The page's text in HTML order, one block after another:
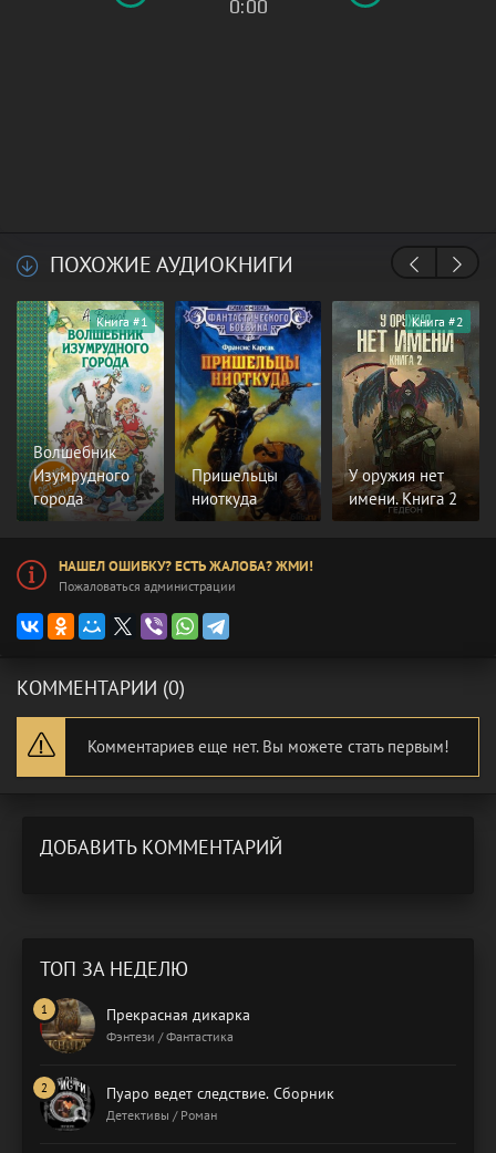
0:00
ПОХОЖИЕ АУДИОКНИГИ
Волшебник
Изумрудного
города
Книга #1
Пришельцы
ниоткуда
У оружия нет
имени. Книга 2
Книга #2
НАШЕЛ ОШИБКУ? ЕСТЬ ЖАЛОБА? ЖМИ!
Пожаловаться администрации
КОММЕНТАРИИ (0)
Комментариев еще нет. Вы можете стать первым!
ДОБАВИТЬ КОММЕНТАРИЙ
ТОП ЗА НЕДЕЛЮ
Прекрасная дикарка
Фэнтези / Фантастика
Пуаро ведет следствие. Сборник
Детективы / Роман